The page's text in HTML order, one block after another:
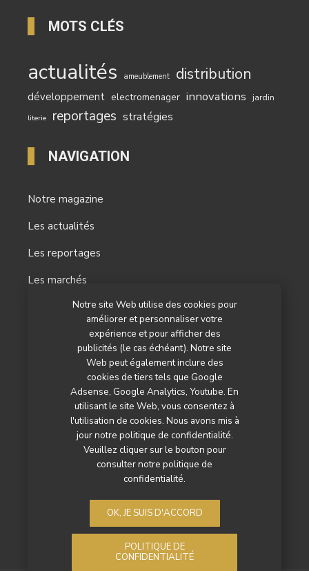
Notre site Web utilise des cookies pour
améliorer et personnaliser votre
expérience et pour afficher des
publicités (le cas échéant). Notre site
Web peut également inclure des
cookies de tiers tels que Google
Adsense, Google Analytics, Youtube. En
utilisant le site Web, vous consentez à
l'utilisation de cookies. Nous avons mis à
jour notre politique de confidentialité.
Veuillez cliquer sur le bouton pour
consulter notre politique de
confidentialité.
OK, JE SUIS D'ACCORD
POLITIQUE DE
CONFIDENTIALITÉ
MOTS CLÉS
actualités ameublement distribution
développement electromenager innovations jardin
literie reportages stratégies
NAVIGATION
Notre magazine
Les actualités
Les reportages
Les marchés
Nos autres titres
Qui sommes-nous ?
Contactez-nous
Mentions légales
Politique de confidentialité